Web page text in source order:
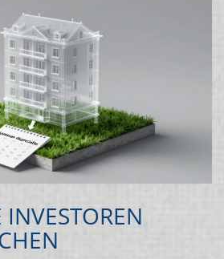
INVESTOREN